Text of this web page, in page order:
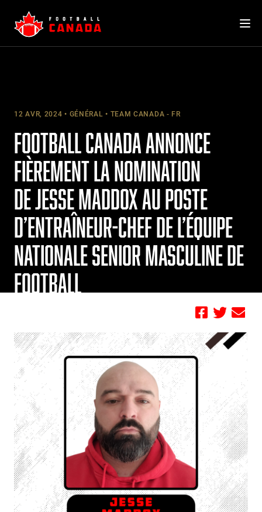
content
12 AVR, 2024 GÉNÉRAL TEAM CANADA - FR
FOOTBALL CANADA ANNONCE
FIÈREMENT LA NOMINATION
DE JESSE MADDOX AU POSTE
D’ENTRAÎNEUR-CHEF DE L’ÉQUIPE
NATIONALE SENIOR MASCULINE DE
FOOTBALL